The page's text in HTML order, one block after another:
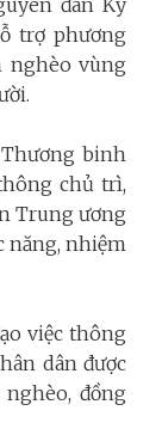
trợ phương
nghèo vùng
binh
chủ trì,
Trung ương
năng, nhiệm
việc thông
dân được
đồng